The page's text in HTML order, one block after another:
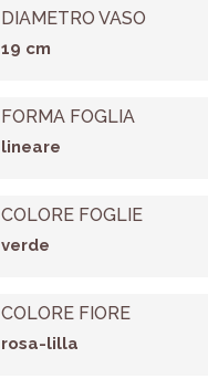
DIAMETRO VASO
19 cm
FORMA FOGLIA
lineare
COLORE FOGLIE
verde
COLORE FIORE
rosa-lilla